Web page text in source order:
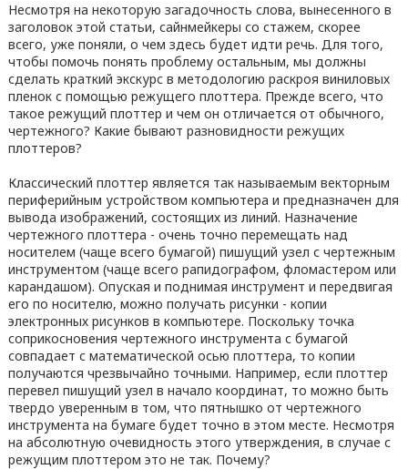
Несмотря на некоторую загадочность слова, вынесенного в
заголовок этой статьи, сайнмейкеры со стажем, скорее
всего, уже поняли, о чем здесь будет идти речь. Для того,
чтобы помочь понять проблему остальным, мы должны
сделать краткий экскурс в методологию раскроя виниловых
пленок с помощью режущего плоттера. Прежде всего, что
такое режущий плоттер и чем он отличается от обычного,
чертежного? Какие бывают разновидности режущих
плоттеров?
Классический плоттер является так называемым векторным
периферийным устройством компьютера и предназначен для
вывода изображений, состоящих из линий. Назначение
чертежного плоттера - очень точно перемещать над
носителем (чаще всего бумагой) пишущий узел с чертежным
инструментом (чаще всего рапидографом, фломастером или
карандашом). Опуская и поднимая инструмент и передвигая
его по носителю, можно получать рисунки - копии
электронных рисунков в компьютере. Поскольку точка
соприкосновения чертежного инструмента с бумагой
совпадает с математической осью плоттера, то копии
получаются чрезвычайно точными. Например, если плоттер
перевел пишущий узел в начало координат, то можно быть
твердо уверенным в том, что пятнышко от чертежного
инструмента на бумаге будет точно в этом месте. Несмотря
на абсолютную очевидность этого утверждения, в случае с
режущим плоттером это не так. Почему?